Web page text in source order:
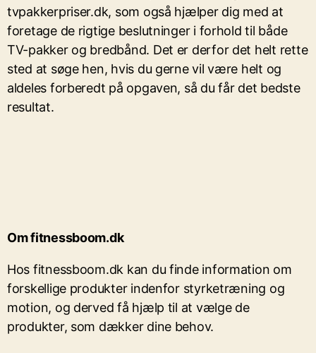
tvpakkerpriser.dk, som også hjælper dig med at
foretage de rigtige beslutninger i forhold til både
TV-pakker og bredbånd. Det er derfor det helt rette
sted at søge hen, hvis du gerne vil være helt og
aldeles forberedt på opgaven, så du får det bedste
resultat.
Om fitnessboom.dk
Hos fitnessboom.dk kan du finde information om
forskellige produkter indenfor styrketræning og
motion, og derved få hjælp til at vælge de
produkter, som dækker dine behov.